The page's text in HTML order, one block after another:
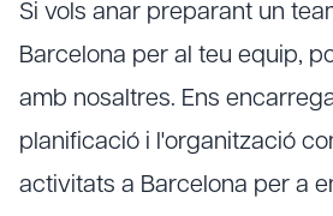
Si vols anar preparant un
Barcelona per al teu equip,
amb nosaltres. Ens
planificació i l'organització
activitats a Barcelona per a